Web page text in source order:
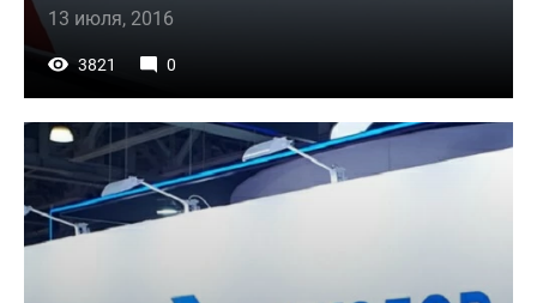
13 июля, 2016
3821 0